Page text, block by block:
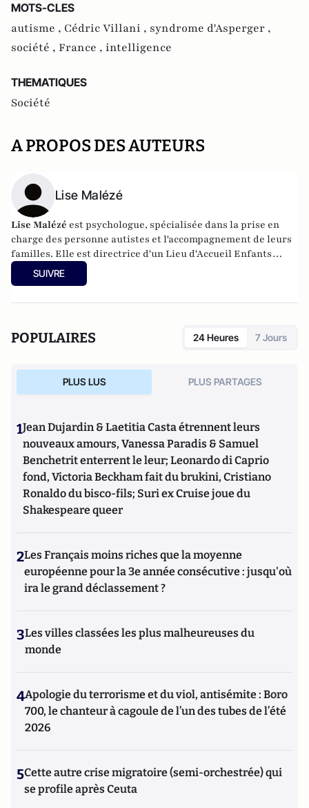
MOTS-CLES
autisme , Cédric Villani , syndrome d'Asperger ,
société , France , intelligence
THEMATIQUES
Société
A PROPOS DES AUTEURS
Lise Malézé
Lise Malézé est psychologue, spécialisée dans la prise en
charge des personne autistes et l'accompagnement de leurs
familles. Elle est directrice d'un Lieu d'Accueil Enfants
Parents, et exerce au sein du centre Happy Families à Paris
ainsi que pour l'association Asperger Amitié.
SUIVRE
POPULAIRES 24 Heures 7 Jours
PLUS LUS PLUS PARTAGES
1Jean Dujardin & Laetitia Casta étrennent leurs
nouveaux amours, Vanessa Paradis & Samuel
Benchetrit enterrent le leur; Leonardo di Caprio
fond, Victoria Beckham fait du brukini, Cristiano
Ronaldo du bisco-fils; Suri ex Cruise joue du
Shakespeare queer
2Les Français moins riches que la moyenne
européenne pour la 3e année consécutive : jusqu'où
ira le grand déclassement ?
3Les villes classées les plus malheureuses du
monde
4Apologie du terrorisme et du viol, antisémite : Boro
700, le chanteur à cagoule de l’un des tubes de l’été
2026
5Cette autre crise migratoire (semi-orchestrée) qui
se profile après Ceuta